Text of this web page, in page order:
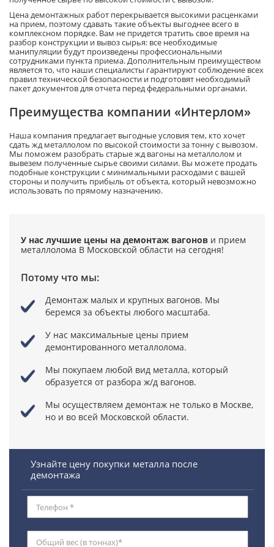
Цена демонтажных работ перекрывается высокими расценками
на прием, поэтому сдавать такие объекты выгоднее всего в
комплексном порядке. Вам не придется тратить свое время на
разбор конструкции и вывоз сырья: все необходимые
манипуляции будут произведены профессиональными
сотрудниками пункта приема. Дополнительным преимуществом
является то, что наши специалисты гарантируют соблюдение всех
правил технической безопасности и подготовят необходимый
пакет документов для отчета перед федеральными органами.
Преимущества компании «Интерлом»
Наша компания предлагает выгодные условия тем, кто хочет
сдать жд металлолом по высокой стоимости за тонну с вывозом.
Мы поможем разобрать старые жд вагоны на металлолом и
вывезем полученные сырье своими силами. Вы можете продать
подобные конструкции с минимальными расходами с вашей
стороны и получить прибыль от объекта, который невозможно
использовать по прямому назначению.
У нас лучшие цены на демонтаж вагонов и прием
металлолома В Московской области на сегодня!
Потому что мы:
Демонтаж малых и крупных вагонов. Мы
беремся за объекты любого масштаба.
У нас максимальные цены прием
демонтированного металлолома.
Мы покупаем любой вид металла, который
образуется от разбора ж/д вагонов.
Мы осуществляем демонтаж не только в Москве,
но и во всей Московской области.
Узнайте цену покупки металла после
демонтажа